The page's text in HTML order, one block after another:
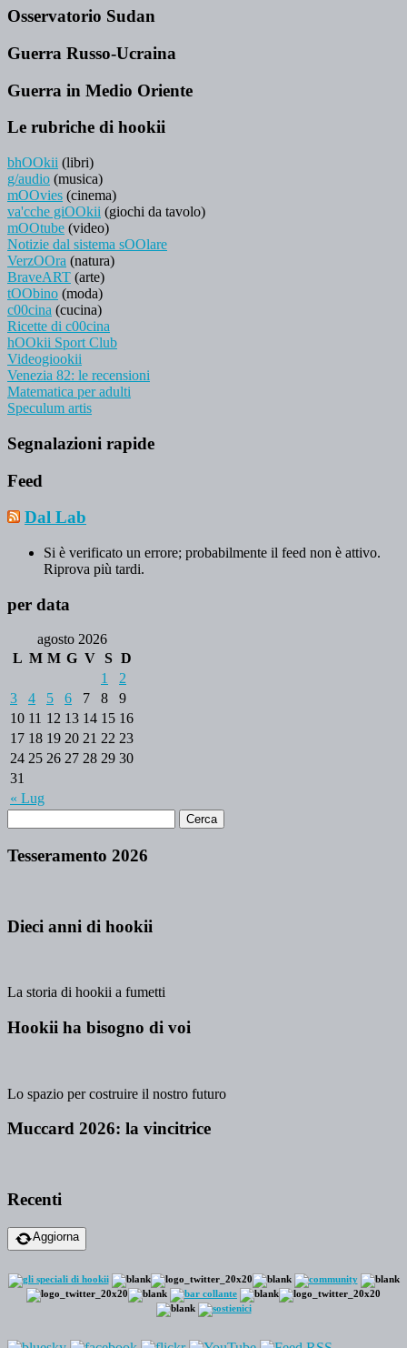
Osservatorio Sudan
Guerra Russo-Ucraina
Guerra in Medio Oriente
Le rubriche di hookii
bhOOkii (libri)
g/audio (musica)
mOOvies (cinema)
va'cche giOOkii (giochi da tavolo)
mOOtube (video)
Notizie dal sistema sOOlare
VerzOOra (natura)
BraveART (arte)
tOObino (moda)
c00cina (cucina)
Ricette di c00cina
hOOkii Sport Club
Videogiookii
Venezia 82: le recensioni
Matematica per adulti
Speculum artis
Segnalazioni rapide
Feed
Dal Lab
Si è verificato un errore; probabilmente il feed non è attivo.
Riprova più tardi.
per data
agosto 2026
L M M G V S D
« Lug
1
2
3
4 5 6 7 8
9
10 11 12 13 14 15 16
17 18 19 20 21 22 23
24 25 26 27 28 29 30
31
Tesseramento 2026
Dieci anni di hookii
La storia di hookii a fumetti
Hookii ha bisogno di voi
Lo spazio per costruire il nostro futuro
Muccard 2026: la vincitrice
Recenti
Aggiorna